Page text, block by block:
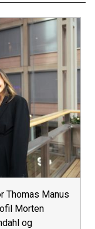
Thomas Manus
Morten
og